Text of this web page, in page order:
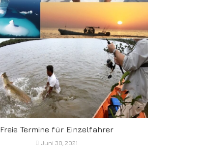
Freie Termine für Einzelfahrer
Juni 30, 2021